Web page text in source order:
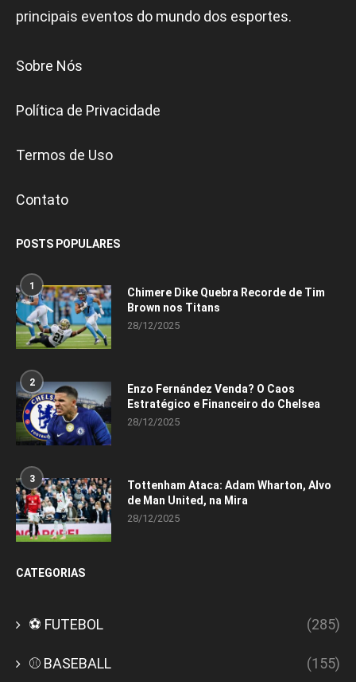
principais eventos do mundo dos esportes.
Sobre Nós
Política de Privacidade
Termos de Uso
Contato
POSTS POPULARES
1
Chimere Dike Quebra Recorde de Tim
Brown nos Titans
28/12/2025
2
Enzo Fernández Venda? O Caos
Estratégico e Financeiro do Chelsea
28/12/2025
3
Tottenham Ataca: Adam Wharton, Alvo
de Man United, na Mira
28/12/2025
CATEGORIAS
⚽ FUTEBOL (285)
⚾ BASEBALL (155)